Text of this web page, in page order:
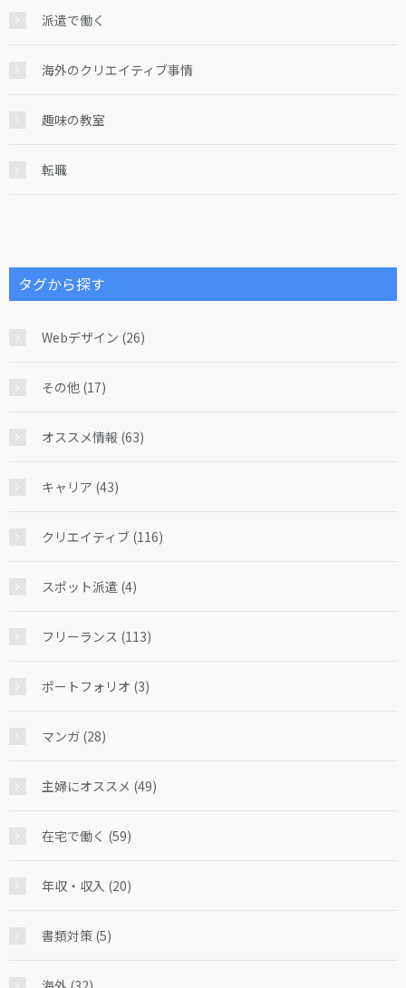
派遣で働く
海外のクリエイティブ事情
趣味の教室
転職
タグから探す
Webデザイン (26)
その他 (17)
オススメ情報 (63)
キャリア (43)
クリエイティブ (116)
スポット派遣 (4)
フリーランス (113)
ポートフォリオ (3)
マンガ (28)
主婦にオススメ (49)
在宅で働く (59)
年収・収入 (20)
書類対策 (5)